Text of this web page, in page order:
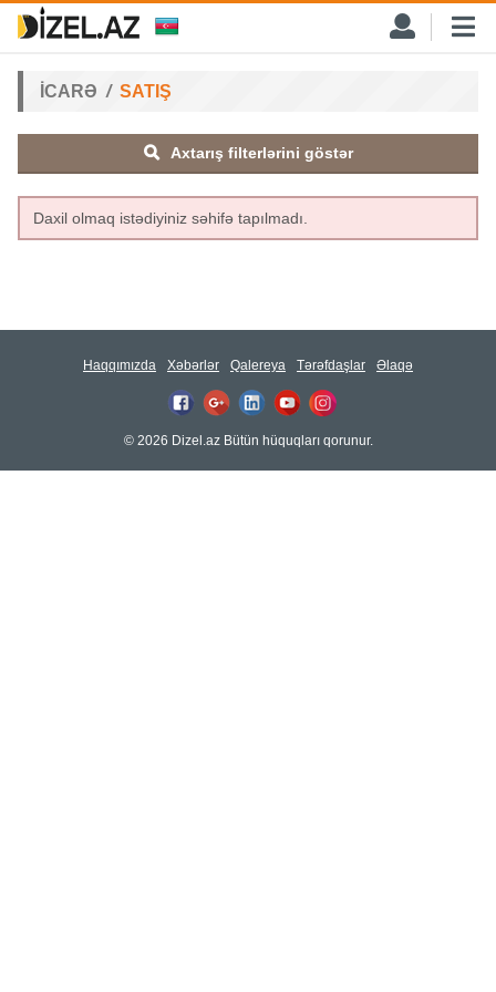
İCARƏ SATIŞ
Axtarış filterlərini göstər
Daxil olmaq istədiyiniz səhifə tapılmadı.
Haqqımızda Xəbərlər Qalereya Tərəfdaşlar Əlaqə
© 2026 Dizel.az Bütün hüquqları qorunur.